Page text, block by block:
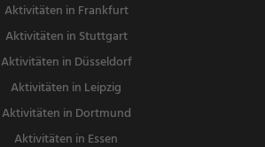
Aktivitäten in Frankfurt
Aktivitäten in Stuttgart
Aktivitäten in Düsseldorf
Aktivitäten in Leipzig
Aktivitäten in Dortmund
Aktivitäten in Essen